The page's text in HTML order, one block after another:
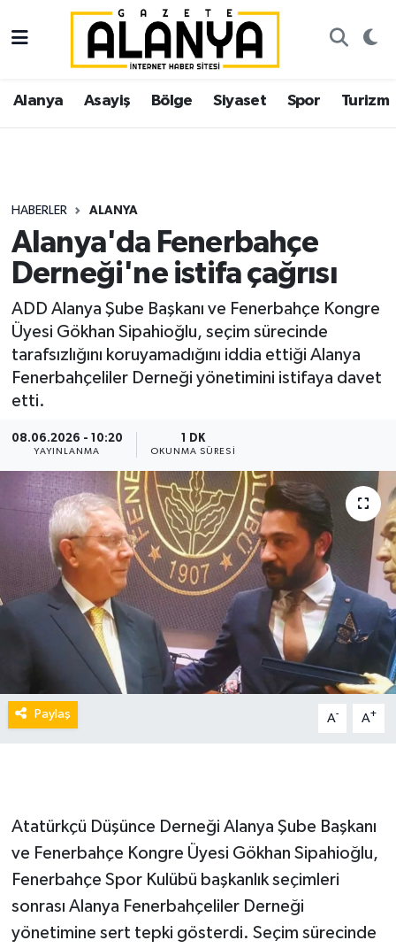
Alanya Asayiş Bölge Siyaset Spor Turizm
HABERLER ALANYA
Alanya'da Fenerbahçe
Derneği'ne istifa çağrısı
ADD Alanya Şube Başkanı ve Fenerbahçe Kongre
Üyesi Gökhan Sipahioğlu, seçim sürecinde
tarafsızlığını koruyamadığını iddia ettiği Alanya
Fenerbahçeliler Derneği yönetimini istifaya davet
etti.
08.06.2026 - 10:20
YAYINLANMA
1 DK
OKUNMA SÜRESI
Paylaş A- A+
Atatürkçü Düşünce Derneği Alanya Şube Başkanı
ve Fenerbahçe Kongre Üyesi Gökhan Sipahioğlu,
Fenerbahçe Spor Kulübü başkanlık seçimleri
sonrası Alanya Fenerbahçeliler Derneği
yönetimine sert tepki gösterdi. Seçim sürecinde
Alanya
Asayiş
Siyaset
Spor
Turizm
Ekonomi
Gazipaşa
İstanbul Nöbetçi Eczaneler
İstanbul Hava Durumu
Süper Lig Puan Durumu ve Fikstür
Tüm Manşetler
Son Dakika Haberleri
Haber Arşivi